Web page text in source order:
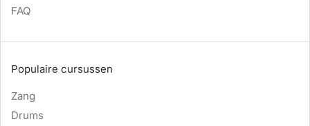
FAQ
Populaire cursussen
Zang
Drums